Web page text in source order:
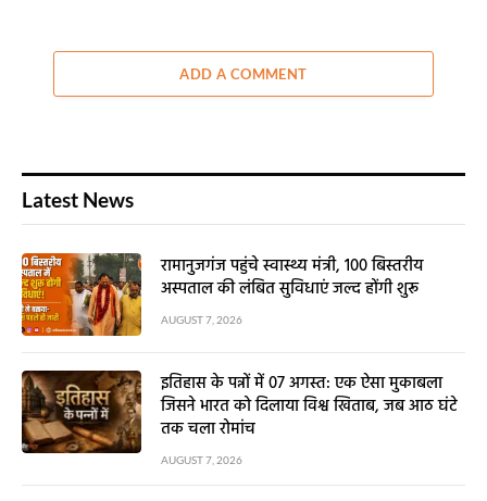
ADD A COMMENT
Latest News
रामानुजगंज पहुंचे स्वास्थ्य मंत्री, 100 बिस्तरीय
अस्पताल की लंबित सुविधाएं जल्द होंगी शुरू
AUGUST 7, 2026
इतिहास के पन्नों में 07 अगस्त: एक ऐसा मुकाबला
जिसने भारत को दिलाया विश्व खिताब, जब आठ घंटे
तक चला रोमांच
AUGUST 7, 2026